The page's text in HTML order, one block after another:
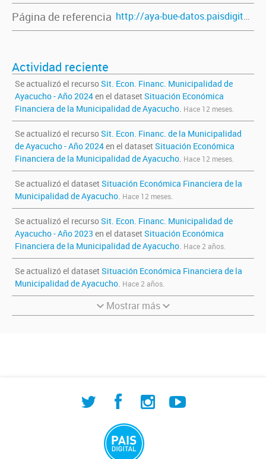
Página de referencia http://aya-bue-datos.paisdigital.modernizacion.gob.ar/dataset/situacion-economica-financiera-de-la-municipalidad-de-ayacucho
Actividad reciente
Se actualizó el recursoSit. Econ. Financ. Municipalidad de
Ayacucho - Año 2024en el dataset Situación Económica
Financiera de la Municipalidad de Ayacucho. Hace 12 meses.
Se actualizó el recursoSit. Econ. Financ. de la Municipalidad
de Ayacucho - Año 2024en el dataset Situación Económica
Financiera de la Municipalidad de Ayacucho. Hace 12 meses.
Se actualizó el dataset Situación Económica Financiera de la
Municipalidad de Ayacucho. Hace 12 meses.
Se actualizó el recursoSit. Econ. Financ. Municipalidad de
Ayacucho - Año 2023 en el dataset Situación Económica
Financiera de la Municipalidad de Ayacucho. Hace 2 años.
Se actualizó el dataset Situación Económica Financiera de la
Municipalidad de Ayacucho. Hace 2 años.
Mostrar más